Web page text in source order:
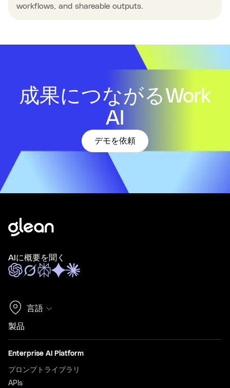
workflows, and shareable outputs.
成果につながるWork
AI
デモを依頼
AIに概要を聞く
言語
製品
Enterprise AI Platform
プロンプトライブラリ
APIs